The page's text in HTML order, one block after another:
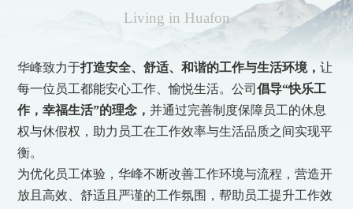
Living in Huafon
华峰致力于打造安全、舒适、和谐的工作与生活环境， 让
每一位员工都能安心工作、愉悦生活。公司 倡导“快乐工
作，幸福生活”的理念， 并通过完善制度保障员工的休息
权与休假权，助力员工在工作效率与生活品质之间实现平
衡。
为优化员工体验，华峰不断改善工作环境与流程，营造开
放且高效、舒适且严谨的工作氛围，帮助员工提升工作效